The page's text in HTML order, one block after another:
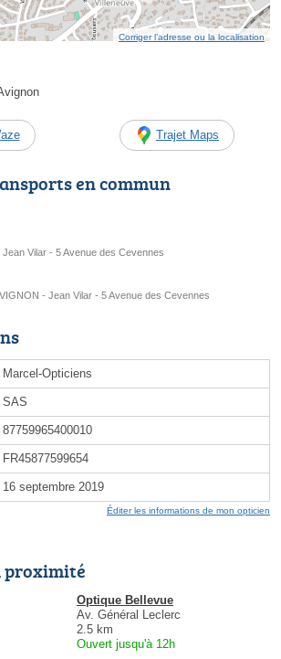
Corriger l’adresse ou la localisation
Trajet Maps
en commun
Vilar - 5 Avenue des Cevennes
- Jean Vilar - 5 Avenue des Cevennes
Marcel-Opticiens
SAS
87759965400010
FR45877599654
16 septembre 2019
Éditer les informations de mon opticien
proximité
Optique Bellevue
Av. Général Leclerc
2.5 km
Ouvert jusqu'à 12h